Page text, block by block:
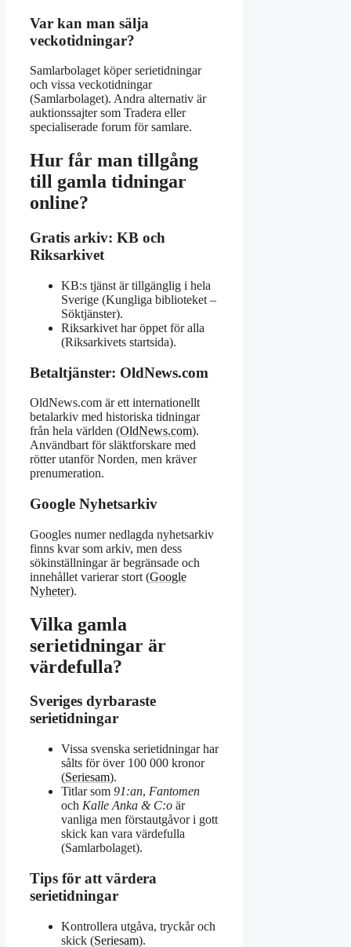
Var kan man sälja
veckotidningar?
Samlarbolaget köper serietidningar
och vissa veckotidningar
(Samlarbolaget). Andra alternativ är
auktionssajter som Tradera eller
specialiserade forum för samlare.
Hur får man tillgång
till gamla tidningar
online?
Gratis arkiv: KB och
Riksarkivet
KB:s tjänst är tillgänglig i hela
Sverige (Kungliga biblioteket –
Söktjänster).
Riksarkivet har öppet för alla
(Riksarkivets startsida).
Betaltjänster: OldNews.com
OldNews.com är ett internationellt
betalarkiv med historiska tidningar
från hela världen (OldNews.com).
Användbart för släktforskare med
rötter utanför Norden, men kräver
prenumeration.
Google Nyhetsarkiv
Googles numer nedlagda nyhetsarkiv
finns kvar som arkiv, men dess
sökinställningar är begränsade och
innehållet varierar stort (Google
Nyheter).
Vilka gamla
serietidningar är
värdefulla?
Sveriges dyrbaraste
serietidningar
Vissa svenska serietidningar har
sålts för över 100 000 kronor
(Seriesam).
Titlar som 91:an, Fantomen
och Kalle Anka & C:o är
vanliga men förstautgåvor i gott
skick kan vara värdefulla
(Samlarbolaget).
Tips för att värdera
serietidningar
Kontrollera utgåva, tryckår och
skick (Seriesam).